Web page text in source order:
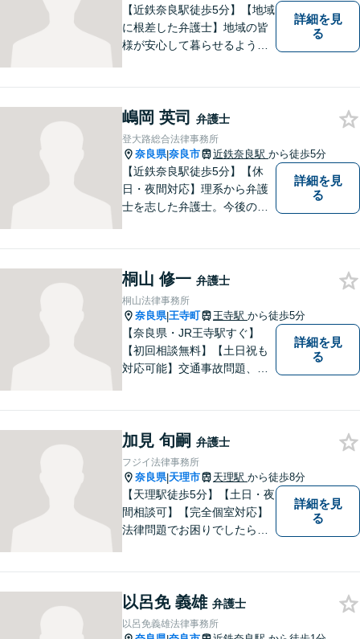
談ください。
【近鉄奈良駅徒歩5分】【地域
に根差した弁護士】地域の皆
様が安心して暮らせるように
対応します。【夜間／休日対
応可】法律トラブルでお悩み
の方は、お気軽にご相談くだ
さい。
詳細を見
る
嶋岡 英司 弁護士
登大路総合法律事務所
奈良県|奈良市 近鉄奈良駅 から徒歩5分
【近鉄奈良駅徒歩5分】【休
日・夜間対応】理系から弁護
士を志した弁護士。今後の生
無料相談をご利用ください。
【Zoom相談可】
詳細を見
る
桐山 修一 弁護士
桐山法律事務所
奈良県|王寺町 王寺駅 から徒歩5分
【奈良県・JR王寺駅すぐ】
【初回相談無料】【土日祝も
対応可能】交通事故問題、遺
提供しています。
詳細を見
る
加見 旬嗣 弁護士
フジイ法律事務所
奈良県|天理市 天理駅 から徒歩8分
【天理駅徒歩5分】【土日・夜
間相談可】【完全個室対応】
法律問題でお困りでしたらお
いたします。お早めのご相談
が納得のいく解決への第一歩
です。
詳細を見
る
以呂免 義雄 弁護士
以呂免義雄法律事務所